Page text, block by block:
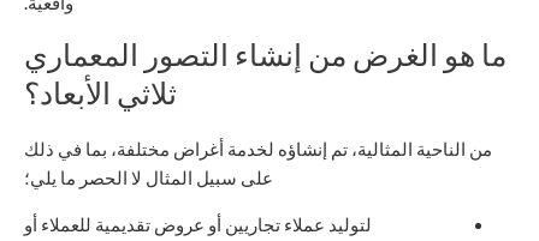
ما هو الغرض من إنشاء التصور المعماري
ثلاثي الأبعاد؟
من الناحية المثالية، تم إنشاؤه لخدمة أغراض مختلفة، بما في ذلك
على سبيل المثال لا الحصر ما يلي؛
لتوليد عملاء تجاريين أو عروض تقديمية للعملاء أو